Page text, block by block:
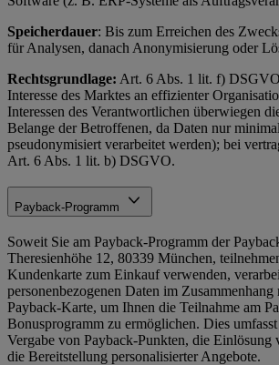
Speicherdauer: Bis zum Erreichen des
für Analysen, danach Anonymisierung oder
Rechtsgrundlage: Art. 6 Abs. 1 lit. f)
Interesse des Marktes an effizienter
Interessen des Verantwortlichen überwiegen
Belange der Betroffenen, da Daten nur
pseudonymisiert verarbeitet werden); bei
Art. 6 Abs. 1 lit. b) DSGVO.
Payback-Programm
Soweit Sie am Payback-Programm der
Theresienhöhe 12, 80339 München,
Kundenkarte zum Einkauf verwenden,
personenbezogenen Daten im
Payback-Karte, um Ihnen die Teilnahme am
Bonusprogramm zu ermöglichen. Dies
Vergabe von Payback-Punkten, die Einlösung
die Bereitstellung personalisierter Angebote.